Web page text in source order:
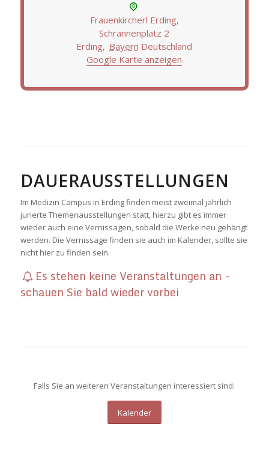
Frauenkircherl Erding,
Schrannenplatz 2
Erding, Bayern Deutschland
Google Karte anzeigen
DAUERAUSSTELLUNGEN
Im Medizin Campus in Erding finden meist zweimal jährlich
jurierte Themenausstellungen statt, hierzu gibt es immer
wieder auch eine Vernissagen, sobald die Werke neu gehängt
werden. Die Vernissage finden sie auch im Kalender, sollte sie
nicht hier zu finden sein.
Es stehen keine Veranstaltungen an -
schauen Sie bald wieder vorbei
Falls Sie an weiteren Veranstaltungen interessiert sind:
Kalender